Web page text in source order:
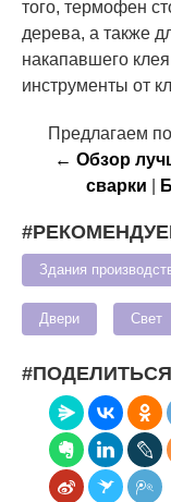
того, термофен
дерева, а также
накапавшего
инструменты от
Предлагаем
← Обзор
сварки
Здания
Двери Свет